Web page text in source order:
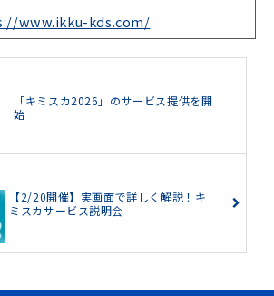
www.ikku-kds.com/
「キミスカ2026」のサービス提供を開
始
【2/20開催】実画面で詳しく解説！キ
ミスカサービス説明会